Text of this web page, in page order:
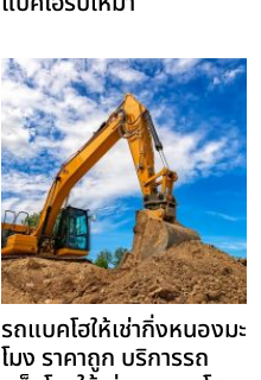
รถแบคโฮให้เช่ากิ่งหนองมะ
โมง ราคาถูก บริการรถ